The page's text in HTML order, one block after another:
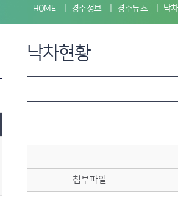
HOME 경주정보 경주뉴스 낙
낙차현황
첨부파일